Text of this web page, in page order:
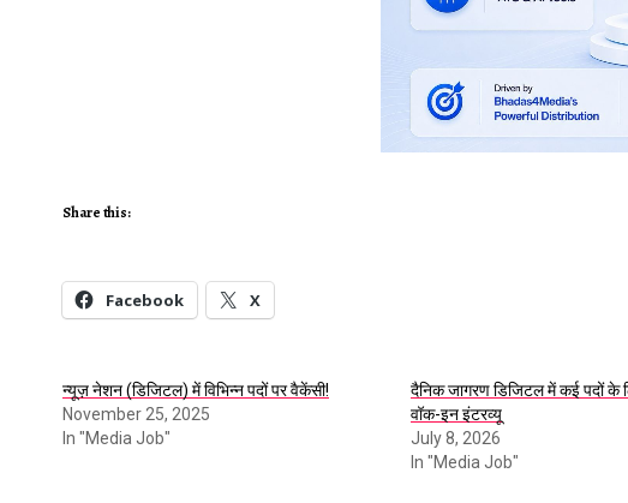
Share this:
Facebook X
न्यूज़ नेशन (डिजिटल) में विभिन्न पदों पर वैकेंसी!
November 25, 2025
In "Media Job"
दैनिक जागरण डिजिटल में कई पदों के
वॉक-इन इंटरव्यू
July 8, 2026
In "Media Job"